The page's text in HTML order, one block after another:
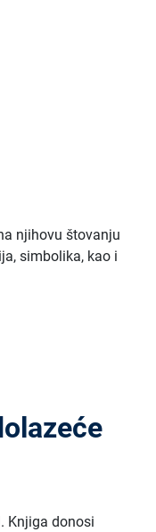
njihovu štovanju
simbolika, kao i
Knjiga donosi